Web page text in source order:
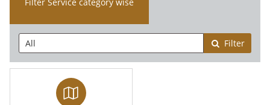
Filter Service category wise
Filter